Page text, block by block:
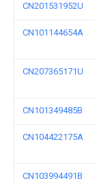
CN201531952U
CN101144654A
CN207365171U
CN101349485B
CN104422175A
CN103994491B